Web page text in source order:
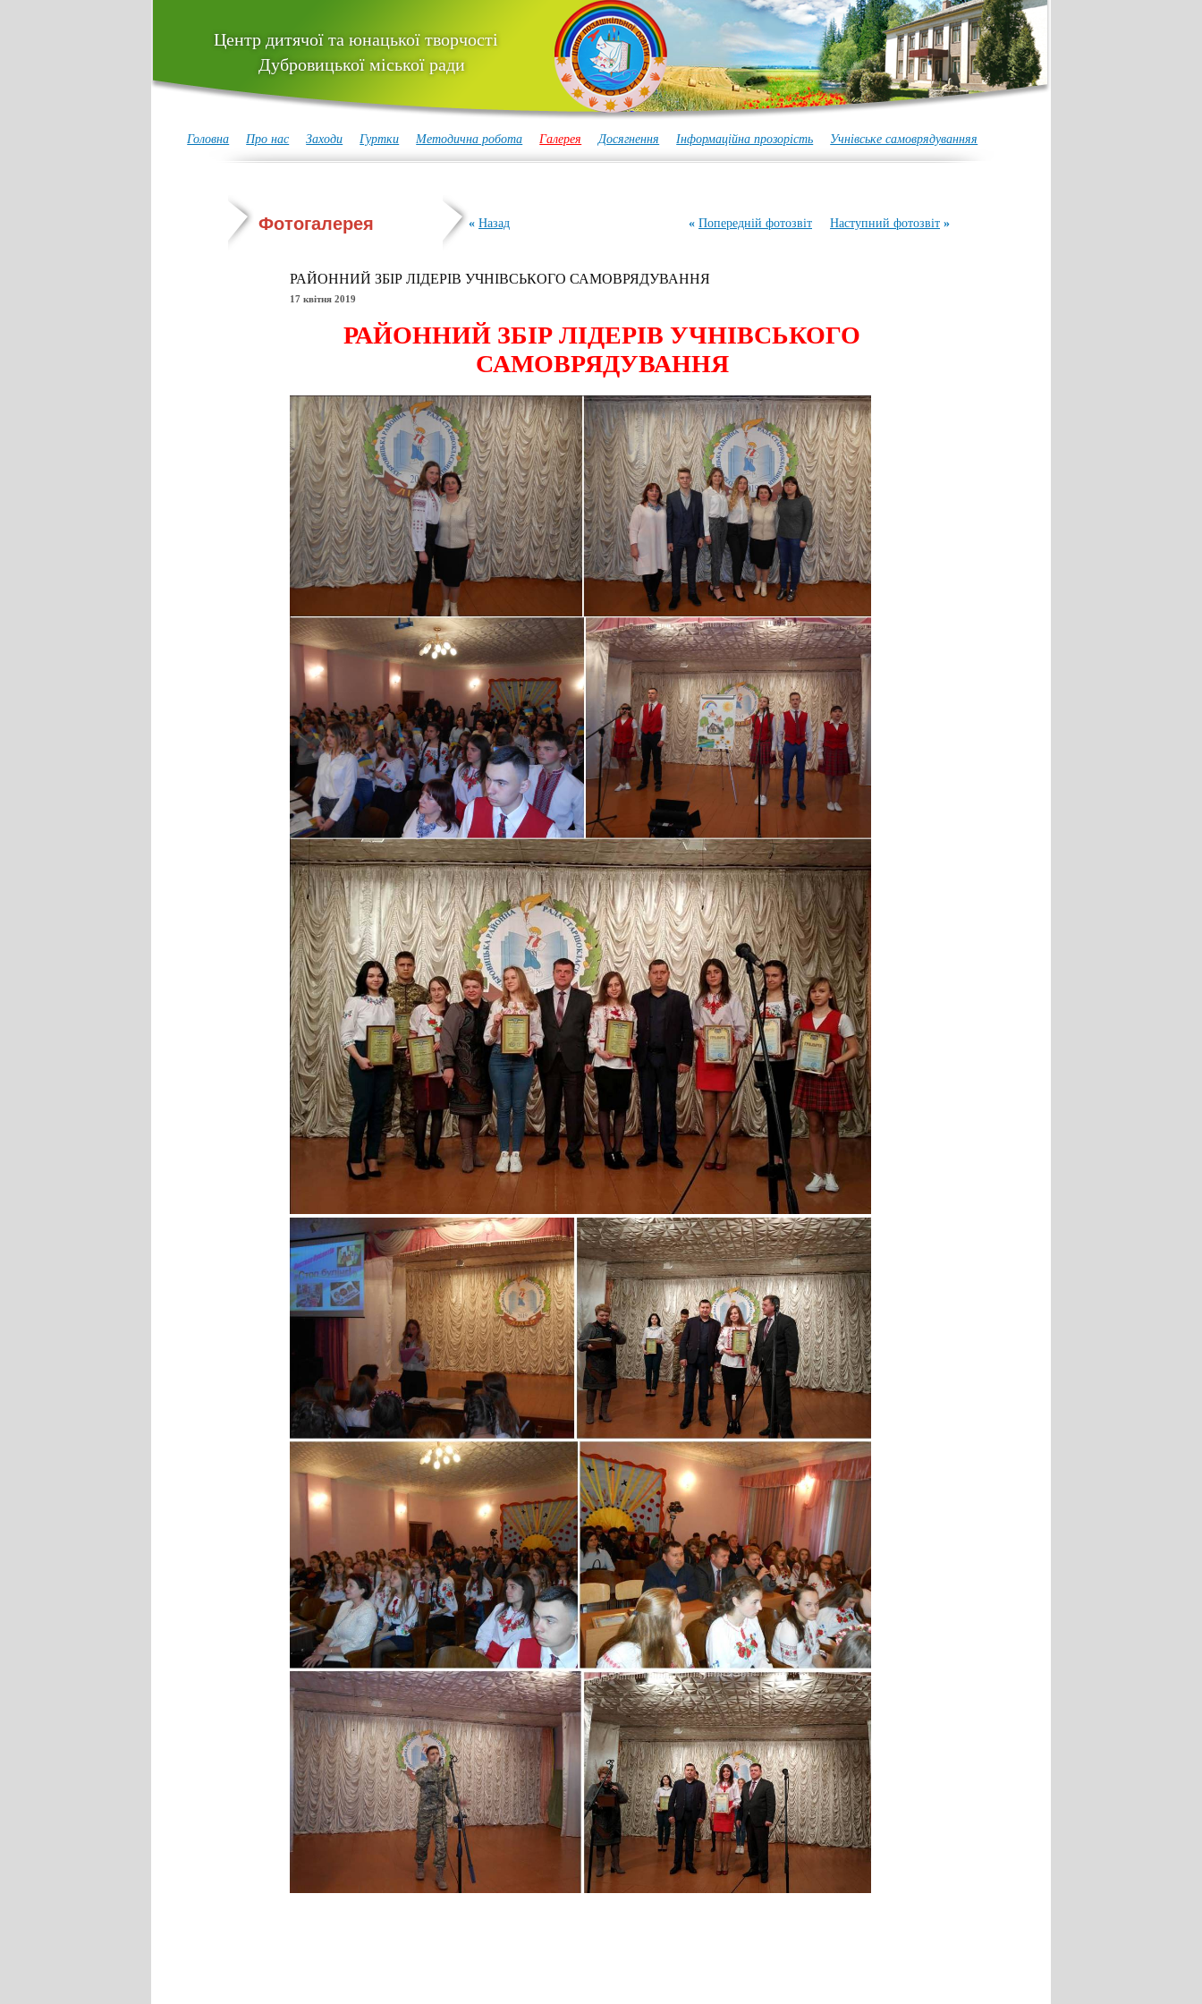
Центр дитячої та юнацької творчості
Дубровицької міської ради
Головна Про нас Заходи Гуртки Методична робота Галерея Досягнення Інформаційна прозорість Учнівське самоврядуванняя
Фотогалерея « Назад « Попередній фотозвіт Наступний фотозвіт »
РАЙОННИЙ ЗБІР ЛІДЕРІВ УЧНІВСЬКОГО САМОВРЯДУВАННЯ
17 квітня 2019
РАЙОННИЙ ЗБІР ЛІДЕРІВ УЧНІВСЬКОГО
САМОВРЯДУВАННЯ